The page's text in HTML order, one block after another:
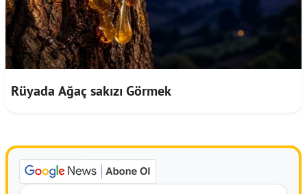
Rüyada Ağaç sakızı Görmek